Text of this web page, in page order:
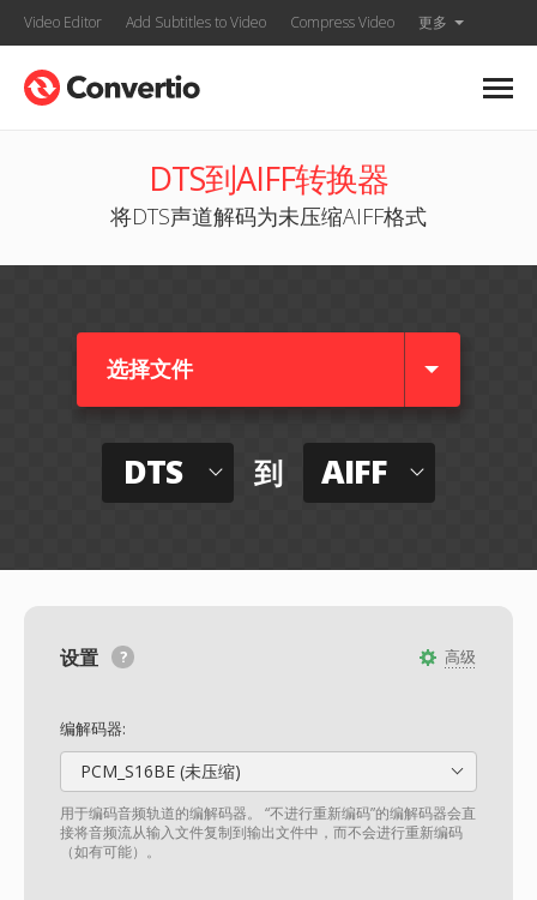
Video Editor Add Subtitles to Video Compress Video 更多
DTS到AIFF转换器
将DTS声道解码为未压缩AIFF格式
选择文件
DTS 到 AIFF
高级
设置
编解码器:
PCM_S16BE (未压缩)
用于编码音频轨道的编解码器。 “不进行重新编码”的编解码器会直
接将音频流从输入文件复制到输出文件中，而不会进行重新编码
（如有可能）。